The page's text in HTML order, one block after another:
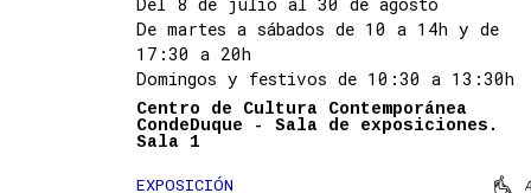
De martes a sábados de 10 a 14h y de
17:30 a 20h
Domingos y festivos de 10:30 a 13:30h
Centro de Cultura Contemporánea
CondeDuque - Sala de exposiciones.
Sala 1
EXPOSICIÓN 